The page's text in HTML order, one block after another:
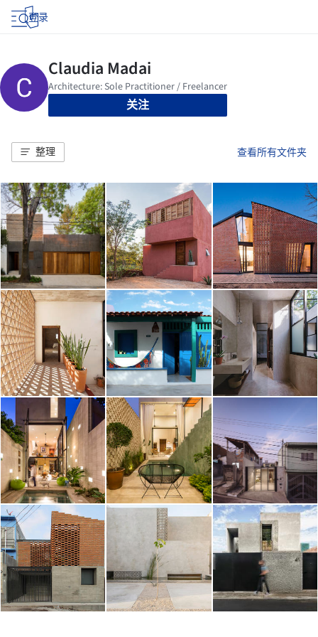
登录
关注
整理 查看所有文件夹